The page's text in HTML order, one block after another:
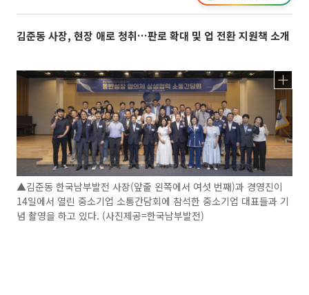
김준동 사장, 현장 애로 청취…판로 확대 및 업 전환 지원책 소개
▲김준동 한국남부발전 사장(앞줄 왼쪽에서 여섯 번째)과 경영진이
14일에서 열린 중소기업 소통간담회에 참석한 중소기업 대표들과 기
념 촬영을 하고 있다. (사진제공=한국남부발전)